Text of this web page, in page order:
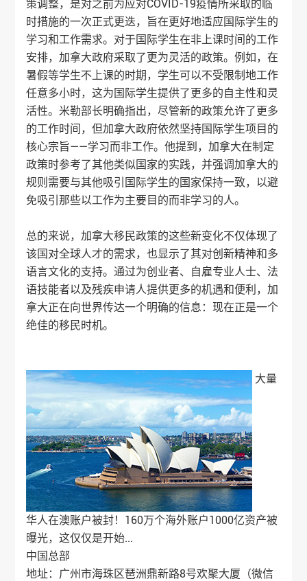
策调整，是对之前为应对COVID-19疫情所采取的临
时措施的一次正式更迭，旨在更好地适应国际学生的
学习和工作需求。对于国际学生在非上课时间的工作
安排，加拿大政府采取了更为灵活的政策。例如，在
暑假等学生不上课的时期，学生可以不受限制地工作
任意多小时，这为国际学生提供了更多的自主性和灵
活性。米勒部长明确指出，尽管新的政策允许了更多
的工作时间，但加拿大政府依然坚持国际学生项目的
核心宗旨——学习而非工作。他提到，加拿大在制定
政策时参考了其他类似国家的实践，并强调加拿大的
规则需要与其他吸引国际学生的国家保持一致，以避
免吸引那些以工作为主要目的而非学习的人。
总的来说，加拿大移民政策的这些新变化不仅体现了
该国对全球人才的需求，也显示了其对创新精神和多
语言文化的支持。通过为创业者、自雇专业人士、法
语技能者以及残疾申请人提供更多的机遇和便利，加
拿大正在向世界传达一个明确的信息：现在正是一个
绝佳的移民时机。
大量
华人在澳账户被封！160万个海外账户1000亿资产被
曝光，这仅仅是开始...
中国总部
地址：广州市海珠区琶洲鼎新路8号欢聚大厦（微信